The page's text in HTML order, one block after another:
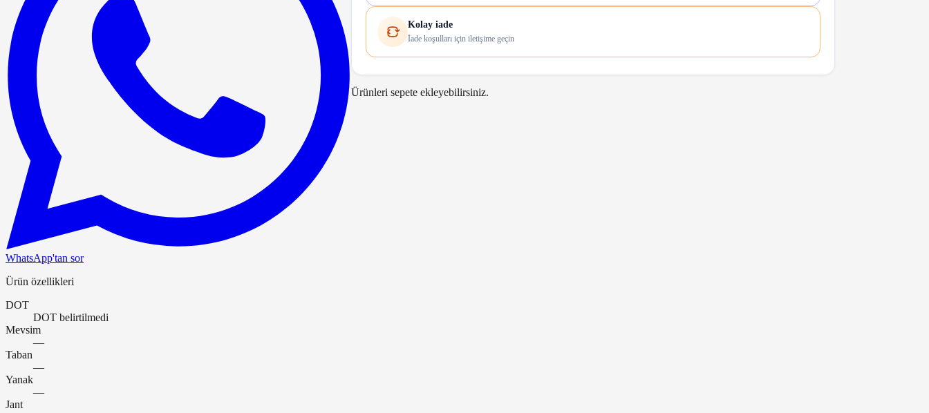
WhatsApp'tan sor
Ürün özellikleri
DOT
DOT belirtilmedi
Mevsim
—
Taban
—
Yanak
—
Jant
Kolay iade
İade koşulları için iletişime geçin
Ürünleri sepete ekleyebilirsiniz.